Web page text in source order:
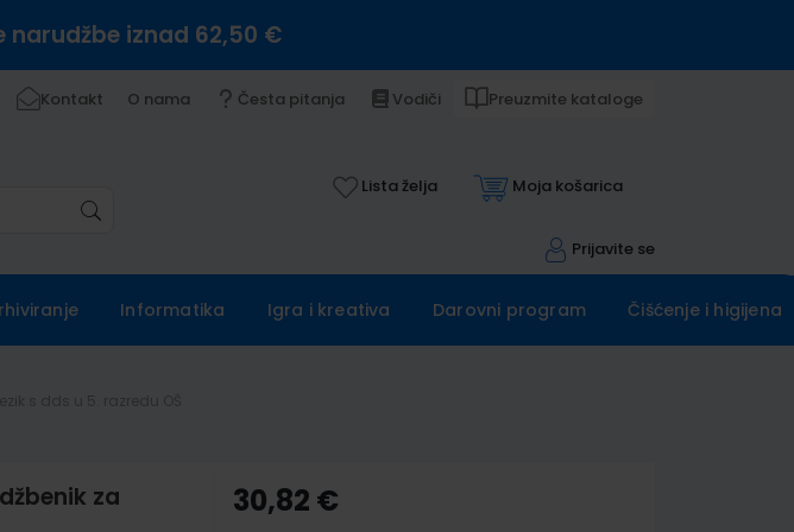
iznad 62,50 €
Kontakt O nama Česta pitanja Vodiči Preuzmite kataloge
Lista želja Moja košarica
Prijavite se
Informatika Igra i kreativa Darovni program Čišćenje i higijena
za
30,82 €